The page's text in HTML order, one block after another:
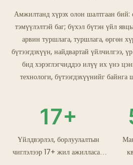
Амжилтанд хүрэх олон шалтгаан бий:
тэмүүлэлтэй баг; бүхэл бүтэн үйл
арвин туршлага, туршлага, өргөн
бүтээгдэхүүн, найдвартай үйлчилгээ,
бид хэрэглэгчиддээ илүү их үнэ
технологи, бүтээгдэхүүнийг
17+
Үйлдвэрлэл, борлуулалтын
чиглэлээр 17+ жил ажилласан